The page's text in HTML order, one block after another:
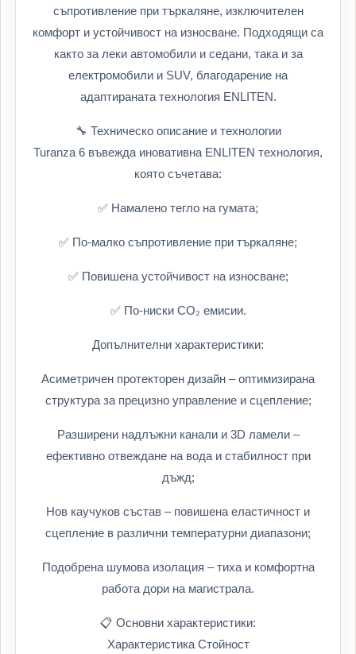
съпротивление при търкаляне, изключителен
комфорт и устойчивост на износване. Подходящи са
както за леки автомобили и седани, така и за
електромобили и SUV, благодарение на
адаптираната технология ENLITEN.
🔧 Техническо описание и технологии
Turanza 6 въвежда иновативна ENLITEN технология,
която съчетава:
✅ Намалено тегло на гумата;
✅ По-малко съпротивление при търкаляне;
✅ Повишена устойчивост на износване;
✅ По-ниски CO₂ емисии.
Допълнителни характеристики:
Асиметричен протекторен дизайн – оптимизирана
структура за прецизно управление и сцепление;
Разширени надлъжни канали и 3D ламели –
ефективно отвеждане на вода и стабилност при
дъжд;
Нов каучуков състав – повишена еластичност и
сцепление в различни температурни диапазони;
Подобрена шумова изолация – тиха и комфортна
работа дори на магистрала.
📋 Основни характеристики:
Характеристика Стойност